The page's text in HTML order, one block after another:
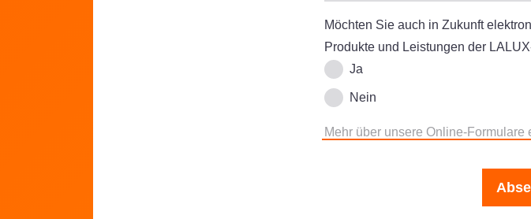
Möchten Sie auch in Zukunft
Produkte und Leistungen der
Ja
Nein
Mehr über unsere Online-Formulare